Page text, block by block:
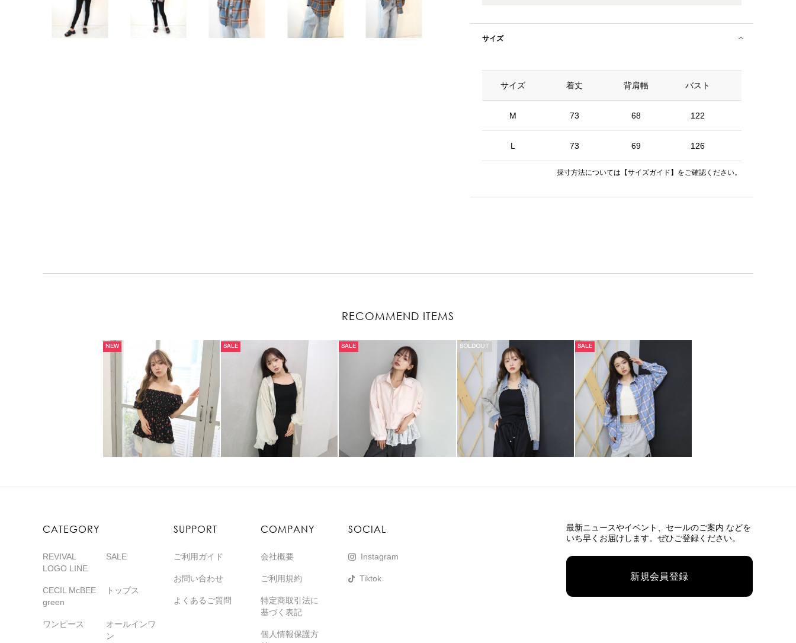
サイズ
サイズ
M
L
着丈 背肩幅 バスト
73 68 122
73 69 126
採寸方法については 【サイズガイド】 をご確認ください。
RECOMMEND ITEMS
NEW SALE SALE SOLDOUT SALE
CATEGORY
REVIVAL
LOGO LINE
SALE
CECIL McBEE
green
トップス
ワンピース
オールインワ
ン
SUPPORT
ご利用ガイド
お問い合わせ
よくあるご質問
COMPANY
会社概要
ご利用規約
特定商取引法に
基づく表記
個人情報保護方
SOCIAL
Instagram
Tiktok
最新ニュースやイベント、 セールのご案内 などを
いち早くお届けします。ぜひご登録ください。
新規会員登録